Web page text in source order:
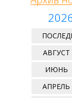
АВГУСТ
ИЮНЬ
АПРЕЛЬ